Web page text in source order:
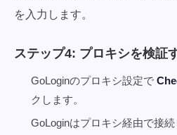
を入力します。
ステップ4: プロキシを検証
GoLoginのプロキシ設定で
クします。
GoLoginはプロキシ経由で接